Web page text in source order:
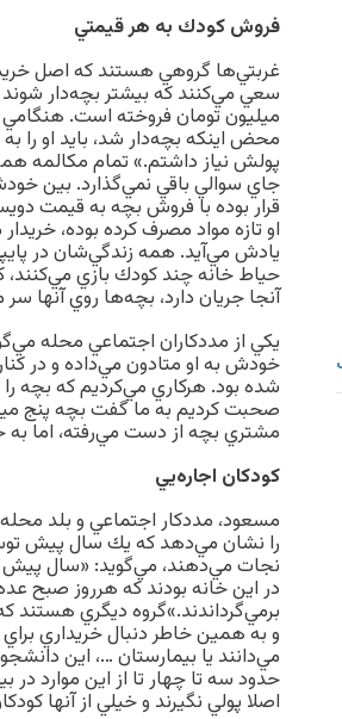
فروش كودك به هر قيمتي
غربتي‌ها گروهي هستند كه اصل
سعي مي‌كنند كه بيشتر بچه‌دار شوند
ميليون تومان فروخته است. هنگامي
محض اينكه بچه‌دار شد، بايد او را
پولش نياز داشتم.» تمام مكالمه
جاي سوالي باقي نمي‌گذارد. بين
قرار بوده با فروش بچه به قيمت
او تازه مواد مصرف كرده بوده،
يادش مي‌آيد. همه زندگي‌شان در
حياط خانه چند كودك بازي
آنجا جريان دارد، بچه‌ها روي آنها
يكي از مددكاران اجتماعي محله
خودش به او متادون مي‌داده و در
شده بود. هركاري مي‌كرديم كه بچه را
صحبت كرديم به ما گفت بچه پنج
مشتري بچه از دست مي‌رفته، اما به
كودكان اجاره‌يي
مسعود، مددكار اجتماعي و بلد
را نشان مي‌دهد كه يك سال پيش
در اين خانه بودند كه هرروز صبح
برمي‌گرداندند.»گروه ديگري هستند
و به همين خاطر دنبال خريداري براي
مي‌دانند يا بيمارستان …، اين
حدود سه تا چهار تا از اين موارد در
اصلا پولي نگيرند و خيلي از آنها